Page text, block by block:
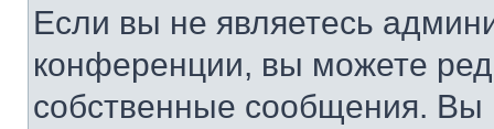
Если вы не являетесь
конференции, вы можете
собственные сообщения. Вы